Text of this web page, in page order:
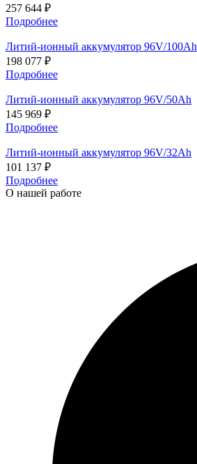
257 644 ₽
Подробнее
Литий-ионный аккумулятор 96V/100Ah
198 077 ₽
Подробнее
Литий-ионный аккумулятор 96V/50Ah
145 969 ₽
Подробнее
Литий-ионный аккумулятор 96V/32Ah
101 137 ₽
Подробнее
О нашей работе